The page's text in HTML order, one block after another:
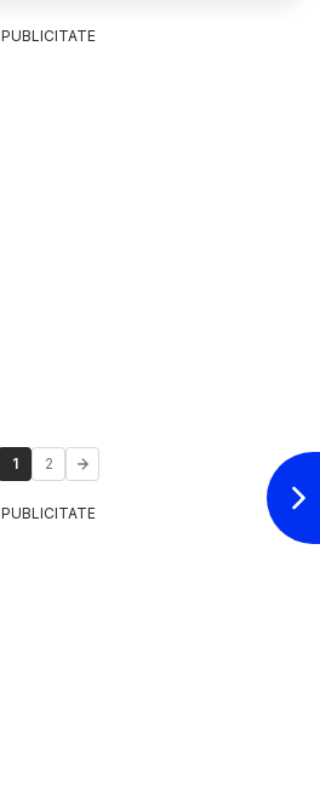
PUBLICITATE
1 2
PUBLICITATE